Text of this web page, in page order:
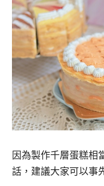
因為製作千層蛋糕相
話，建議大家可以事